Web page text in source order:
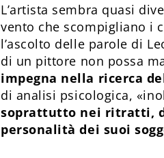
L’artista sembra quasi
vento che scompigliano i
l’ascolto delle parole di
di un pittore non possa
impegna nella ricerca
di analisi psicologica,
soprattutto nei ritratti,
personalità dei suoi